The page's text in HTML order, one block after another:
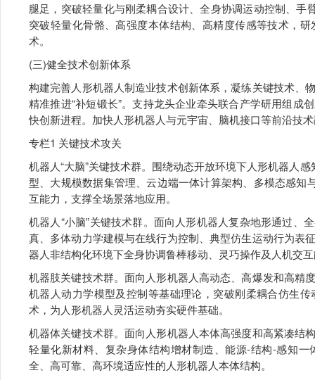
腿足，突破轻量化与刚柔耦合设计、全身协调运动控制、手
突破轻量化骨骼、高强度本体结构、高精度传感等技术，
术。
(三)健全技术创新体系
构建完善人形机器人制造业技术创新体系，凝练关键技术、
精准推进“补短锻长”。支持龙头企业牵头联合产学研用组成
快创新进程。加快人形机器人与元宇宙、脑机接口等前沿技
专栏1 关键技术攻关
机器人“大脑”关键技术群。围绕动态开放环境下人形机器人
型、大规模数据集管理、云边端一体计算架构、多模态感
互能力，支撑全场景落地应用。
机器人“小脑”关键技术群。面向人形机器人复杂地形通过、
真、多体动力学建模与在线行为控制、典型仿生运动行为表
器人非结构化环境下全身协调鲁棒移动、灵巧操作及人机交
机器肢关键技术群。面向人形机器人高动态、高爆发和高精
机器人动力学模型及控制等基础理论，突破刚柔耦合仿生
术，为人形机器人灵活运动夯实硬件基础。
机器体关键技术群。面向人形机器人本体高强度和高紧凑结
轻量化新材料、复杂身体结构增材制造、能源-结构-感知
全、高可靠、高环境适应性的人形机器人本体结构。